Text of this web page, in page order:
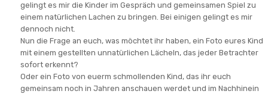
gelingt es mir die Kinder im Gespräch und gemeinsamen Spiel zu
einem natürlichen Lachen zu bringen. Bei einigen gelingt es mir
dennoch nicht.
Nun die Frage an euch, was möchtet ihr haben, ein Foto eures Kind
mit einem gestellten unnatürlichen Lächeln, das jeder Betrachter
sofort erkennt?
Oder ein Foto von euerm schmollenden Kind, das ihr euch
gemeinsam noch in Jahren anschauen werdet und im Nachhinein